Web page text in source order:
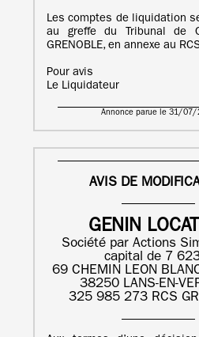
Les comptes de liquidation
au greffe du Tribunal de
GRENOBLE, en annexe au
Pour avis
Le Liquidateur
Annonce parue le 31/07/
AVIS DE
GENIN
Société par Actions
capital de 7
69 CHEMIN LEON
38250 LANS-EN-
325 985 273 RCS